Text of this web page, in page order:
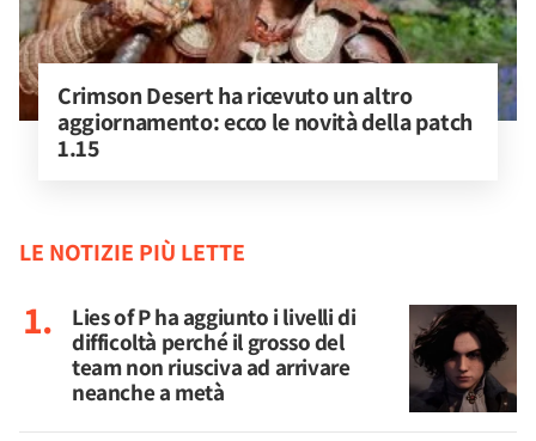
Crimson Desert ha ricevuto un altro
aggiornamento: ecco le novità della patch
1.15
LE NOTIZIE PIÙ LETTE
Lies of P ha aggiunto i livelli di
difficoltà perché il grosso del
team non riusciva ad arrivare
neanche a metà